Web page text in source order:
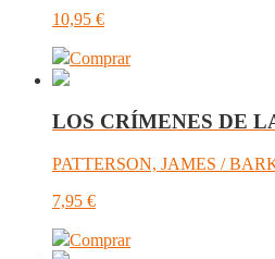
10,95 €
Comprar
LOS CRÍMENES DE
PATTERSON, JAMES /
7,95 €
Comprar